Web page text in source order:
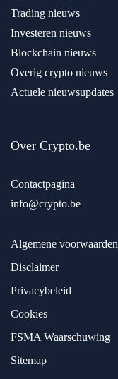
Trading nieuws
Investeren nieuws
Blockchain nieuws
Overig crypto nieuws
Actuele nieuwsupdates
Over Crypto.be
Contactpagina
info@crypto.be
Algemene voorwaarden
Disclaimer
Privacybeleid
Cookies
FSMA Waarschuwing
Sitemap